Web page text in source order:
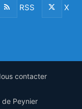
RSS X
contacter
Peynier